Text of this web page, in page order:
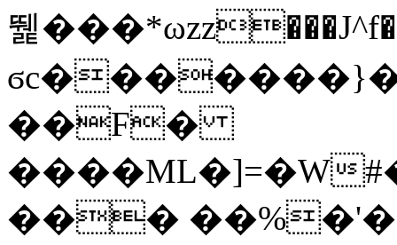
뛡
��F�
����ML�]=�W
���